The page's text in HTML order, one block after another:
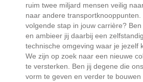
ruim twee miljard mensen veilig
naar andere transportknooppunten.
volgende stap in jouw carrière?
en ambieer jij daarbij een
technische omgeving waar je jezelf
We zijn op zoek naar een nieuwe
te versterken. Ben jij degene die
vorm te geven en verder te